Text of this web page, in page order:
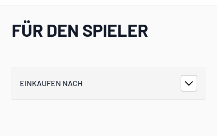
FÜR DEN SPIELER
EINKAUFEN NACH